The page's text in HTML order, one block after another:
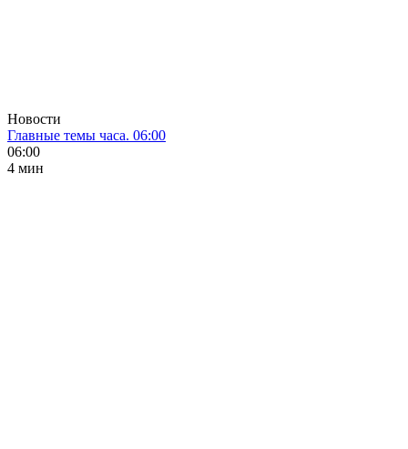
Новости
Главные темы часа. 06:00
06:00
4 мин